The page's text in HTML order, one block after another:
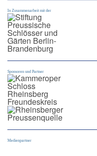
In Zusammenarbeit mit der
Sponsoren und Partner
Medienpartner